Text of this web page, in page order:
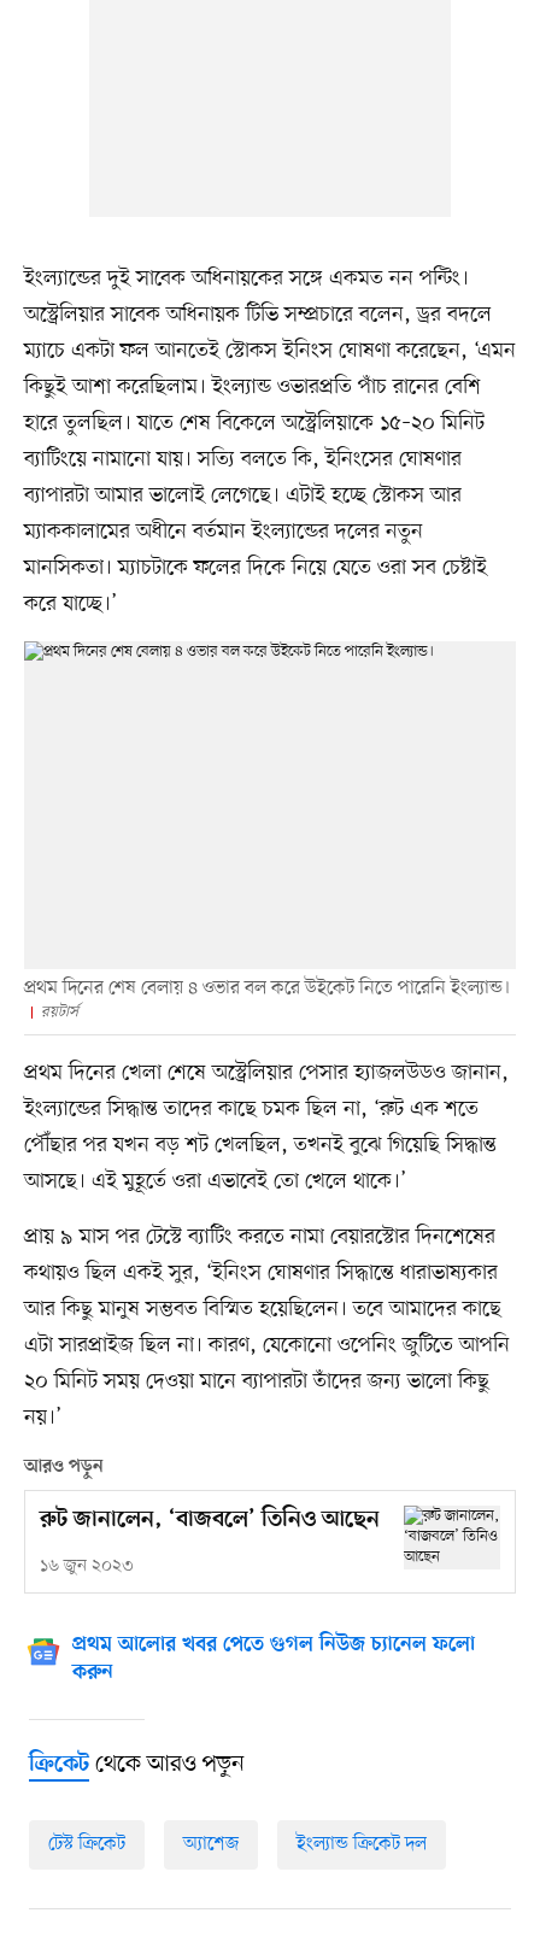
ইংল্যান্ডের দুই সাবেক অধিনায়কের সঙ্গে একমত নন পন্টিং।
অস্ট্রেলিয়ার সাবেক অধিনায়ক টিভি সম্প্রচারে বলেন, ড্রর বদলে
ম্যাচে একটা ফল আনতেই স্টোকস ইনিংস ঘোষণা করেছেন, ‘এমন
কিছুই আশা করেছিলাম। ইংল্যান্ড ওভারপ্রতি পাঁচ রানের বেশি
হারে তুলছিল। যাতে শেষ বিকেলে অস্ট্রেলিয়াকে ১৫–২০ মিনিট
ব্যাটিংয়ে নামানো যায়। সত্যি বলতে কি, ইনিংসের ঘোষণার
ব্যাপারটা আমার ভালোই লেগেছে। এটাই হচ্ছে স্টোকস আর
ম্যাককালামের অধীনে বর্তমান ইংল্যান্ডের দলের নতুন
মানসিকতা। ম্যাচটাকে ফলের দিকে নিয়ে যেতে ওরা সব চেষ্টাই
করে যাচ্ছে।’
প্রথম দিনের শেষ বেলায় ৪ ওভার বল করে উইকেট নিতে পারেনি ইংল্যান্ড।
রয়টার্স
প্রথম দিনের খেলা শেষে অস্ট্রেলিয়ার পেসার হ্যাজলউডও জানান,
ইংল্যান্ডের সিদ্ধান্ত তাদের কাছে চমক ছিল না, ‘রুট এক শতে
পৌঁছার পর যখন বড় শট খেলছিল, তখনই বুঝে গিয়েছি সিদ্ধান্ত
আসছে। এই মুহূর্তে ওরা এভাবেই তো খেলে থাকে।’
প্রায় ৯ মাস পর টেস্টে ব্যাটিং করতে নামা বেয়ারস্টোর দিনশেষের
কথায়ও ছিল একই সুর, ‘ইনিংস ঘোষণার সিদ্ধান্তে ধারাভাষ্যকার
আর কিছু মানুষ সম্ভবত বিস্মিত হয়েছিলেন। তবে আমাদের কাছে
এটা সারপ্রাইজ ছিল না। কারণ, যেকোনো ওপেনিং জুটিতে আপনি
২০ মিনিট সময় দেওয়া মানে ব্যাপারটা তাঁদের জন্য ভালো কিছু
নয়।’
আরও পড়ুন
রুট জানালেন, ‘বাজবলে’ তিনিও আছেন
১৬ জুন ২০২৩
প্রথম আলোর খবর পেতে গুগল নিউজ চ্যানেল ফলো
করুন
ক্রিকেটথেকে আরও পড়ুন
টেস্ট ক্রিকেট অ্যাশেজ ইংল্যান্ড ক্রিকেট দল